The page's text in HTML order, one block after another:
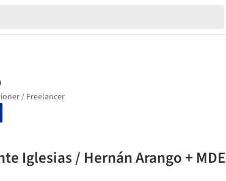
Iglesias / Hernán Arango + MDE